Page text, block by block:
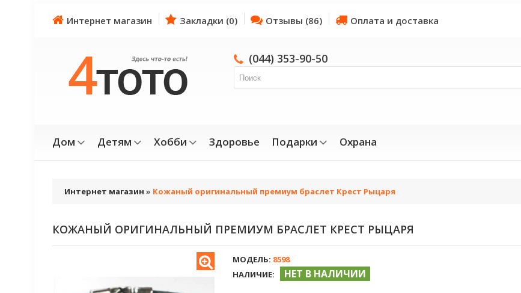
Интернет магазин Закладки (0) Отзывы (86) Оплата и доставка
(044) 353-90-50
Дом Детям Хобби Здоровье Подарки Охрана
Интернет магазин » Кожаный оригинальный премиум браслет Крест Рыцаря
КОЖАНЫЙ ОРИГИНАЛЬНЫЙ ПРЕМИУМ БРАСЛЕТ КРЕСТ РЫЦАРЯ
МОДЕЛЬ: 8598
НАЛИЧИЕ:
НЕТ В НАЛИЧИИ